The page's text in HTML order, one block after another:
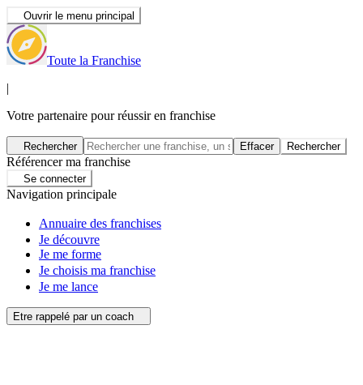
Ouvrir le menu principal
Toute la Franchise
|
Votre partenaire pour réussir en franchise
Rechercher Effacer Rechercher
Référencer ma franchise
Se connecter
Navigation principale
Annuaire des franchises
Je découvre
Je me forme
Je choisis ma franchise
Je me lance
Etre rappelé par un coach